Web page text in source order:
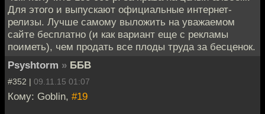
Для этого и выпускают официальные интернет-
релизы. Лучше самому выложить на уважаемом
сайте бесплатно (и как вариант еще с рекламы
поиметь), чем продать все плоды труда за бесценок.
Psyshtorm » ББВ
#352 | 09.11.15 01:07
Кому: Goblin, #19